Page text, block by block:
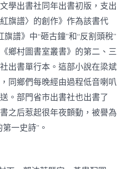
學出書社同年出書初版，支出
旗譜〉的創作》作為該書代
譜》中“砸古鐘”和“反割頭稅”
鄉村圖書室叢書》的第二、三
出書單行本。這部小說在梁斌
同鄉們每晚經由過程低音喇叭
。部門省市出書社也出書了
之后惹起很年夜顫動，被譽為
一史詩”。